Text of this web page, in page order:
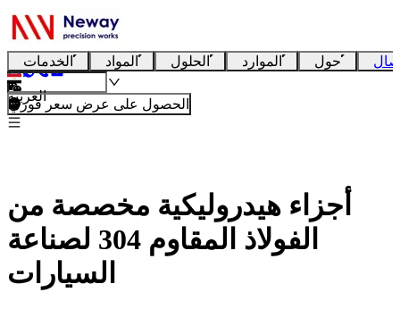
الخدمات المواد الحلول الموارد حول
العربية
الحصول على عرض سعر فوري
أجزاء هيدروليكية مخصصة من
الفولاذ المقاوم 304 لصناعة
السيارات